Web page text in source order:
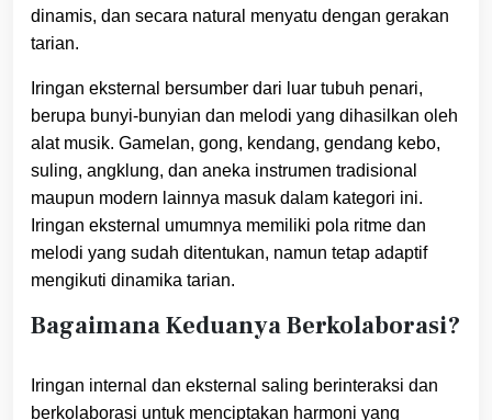
dinamis, dan secara natural menyatu dengan gerakan
tarian.
Iringan eksternal bersumber dari luar tubuh penari,
berupa bunyi-bunyian dan melodi yang dihasilkan oleh
alat musik. Gamelan, gong, kendang, gendang kebo,
suling, angklung, dan aneka instrumen tradisional
maupun modern lainnya masuk dalam kategori ini.
Iringan eksternal umumnya memiliki pola ritme dan
melodi yang sudah ditentukan, namun tetap adaptif
mengikuti dinamika tarian.
Bagaimana Keduanya Berkolaborasi?
Iringan internal dan eksternal saling berinteraksi dan
berkolaborasi untuk menciptakan harmoni yang